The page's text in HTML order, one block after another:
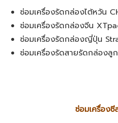
ซ่อมเครื่องรัดกล่องไต้หวัน
ซ่อมเครื่องรัดกล่องจีน
ซ่อมเครื่องรัดกล่องญี่ปุ่น
ซ่อมเครื่องรัดสายรัดกล่องลู
ซ่อมเครื่อง